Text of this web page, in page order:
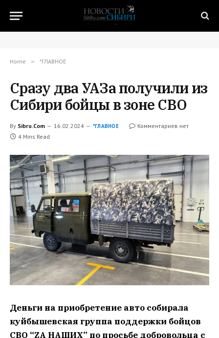
Home » *ГЛАВНОЕ
Сразу два УАЗа получили из
Сибири бойцы в зоне СВО
By Sibru.Com 16.02.2024 *ГЛАВНОЕ
Комментариев нет
4 Mins Read
Деньги на приобретение авто собирала
куйбышевская группа поддержки бойцов
СВО “ZА НАШИХ” по просьбе добровольца с